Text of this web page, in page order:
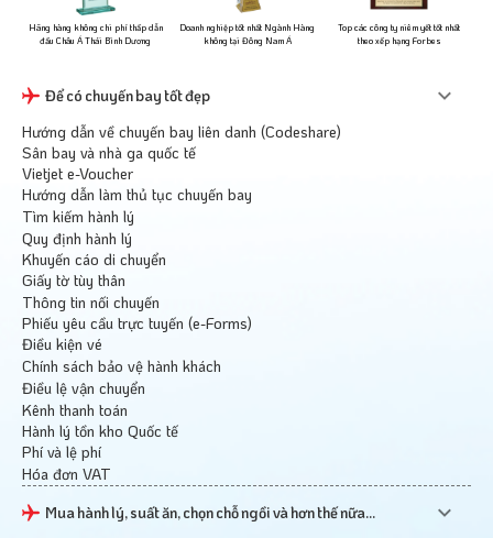
Hãng hàng không chi phí thấp dẫn
đầu Châu Á Thái Bình Dương
Doanh nghiệp tốt nhất Ngành Hàng
không tại Đông Nam Á
Top các công ty niêm yết tốt nhất
theo xếp hạng Forbes
Để có chuyến bay tốt đẹp
Hướng dẫn về chuyến bay liên danh (Codeshare)
Sân bay và nhà ga quốc tế
Vietjet e-Voucher
Hướng dẫn làm thủ tục chuyến bay
Tìm kiếm hành lý
Quy định hành lý
Khuyến cáo di chuyển
Giấy tờ tùy thân
Thông tin nối chuyến
Phiếu yêu cầu trực tuyến (e-Forms)
Điều kiện vé
Chính sách bảo vệ hành khách
Điều lệ vận chuyển
Kênh thanh toán
Hành lý tồn kho Quốc tế
Phí và lệ phí
Hóa đơn VAT
Mua hành lý, suất ăn, chọn chỗ ngồi và hơn thế nữa...